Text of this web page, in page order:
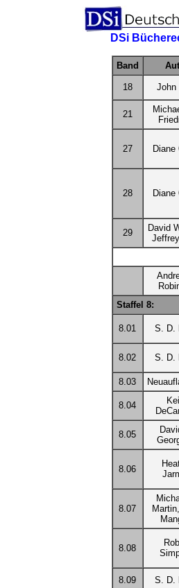
DSi
Band
18 John
21
27 Diane
28 Diane
29
David
Staffel 8:
8.01 S. D.
8.02 S. D.
8.03
8.04
8.05
8.06
8.07
8.08
8.09 S. D.